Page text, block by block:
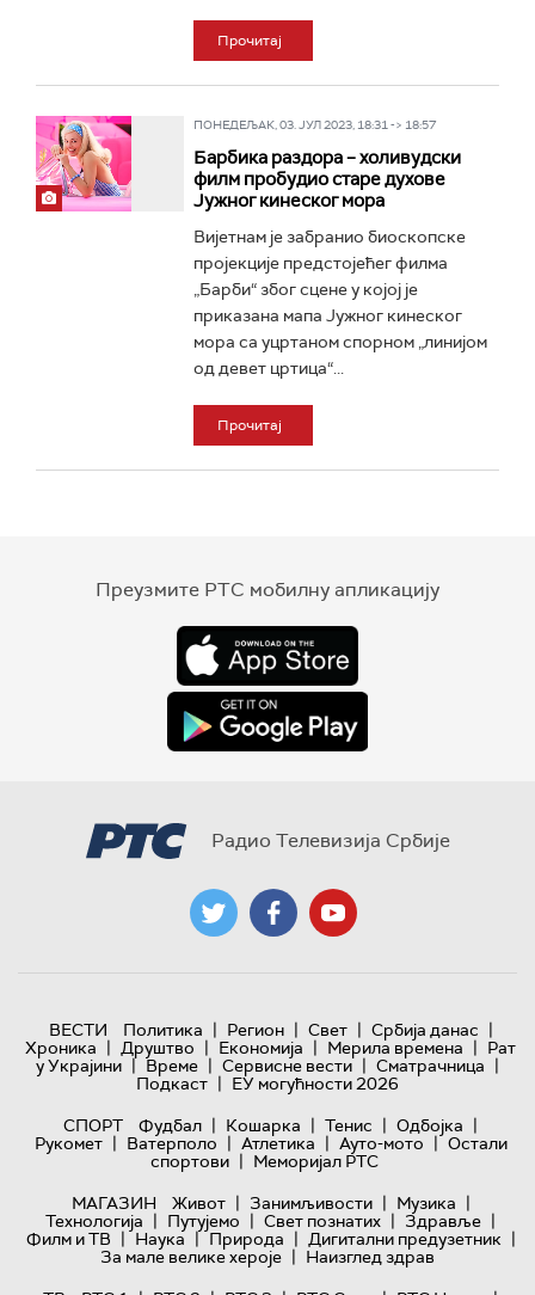
Прочитај
ПОНЕДЕЉАК, 03. ЈУЛ 2023, 18:31 -> 18:57
Барбика раздора – холивудски
филм пробудио старе духове
Јужног кинеског мора
Вијетнам је забранио биоскопске
пројекције предстојећег филма
„Барби“ због сцене у којој је
приказана мапа Јужног кинеског
мора са уцртаном спорном „линијом
од девет цртица“...
Прочитај
Преузмите РТС мобилну апликацију
Радио Телевизија Србије
ВЕСТИ Политика | Регион | Свет | Србија данас |
Хроника | Друштво | Економија | Мерила времена | Рат
у Украјини | Време | Сервисне вести | Сматрачница |
Подкаст | ЕУ могућности 2026
СПОРТ
Фудбал | Кошарка | Тенис | Одбојка |
Рукомет | Ватерполо | Атлетика | Ауто-мото | Остали
спортови | Меморијал РТС
МАГАЗИН
Живот | Занимљивости | Музика |
Технологијa | Путујемо | Свет познатих | Здравље |
Филм и ТВ | Наука | Природа | Дигитални предузетник |
За мале велике хероје | Наизглед здрав